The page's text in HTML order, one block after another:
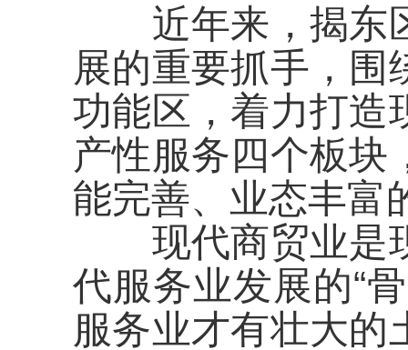
近年来，揭东区
展的重要抓手，围
功能区，着力打造
产性服务四个板块
能完善、业态丰富
现代商贸业是现
代服务业发展的“
服务业才有壮大的